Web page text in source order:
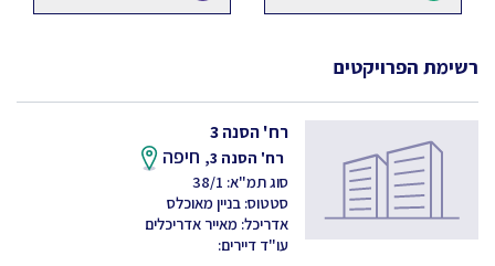
רשימת הפרויקטים
רח' הסנה 3
רח' הסנה 3, חיפה
סוג תמ"א: 38/1
סטטוס: בניין מאוכלס
אדריכל: מאייר אדריכלים
עו"ד דיירים: